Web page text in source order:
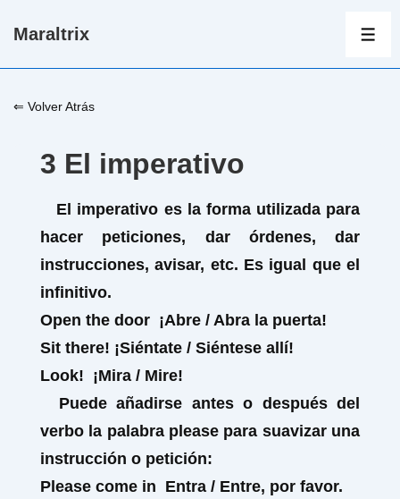
Saltar
principal
Maraltrix
⇐ Volver Atrás
3 El imperativo
El imperativo es la forma utilizada para
hacer peticiones, dar órdenes, dar
instrucciones, avisar, etc. Es igual que el
infinitivo.
Open the door ¡Abre / Abra la puerta!
Sit there! ¡Siéntate / Siéntese allí!
Look! ¡Mira / Mire!
Puede añadirse antes o después del
verbo la palabra please para suavizar una
instrucción o petición:
Please come in Entra / Entre, por favor.